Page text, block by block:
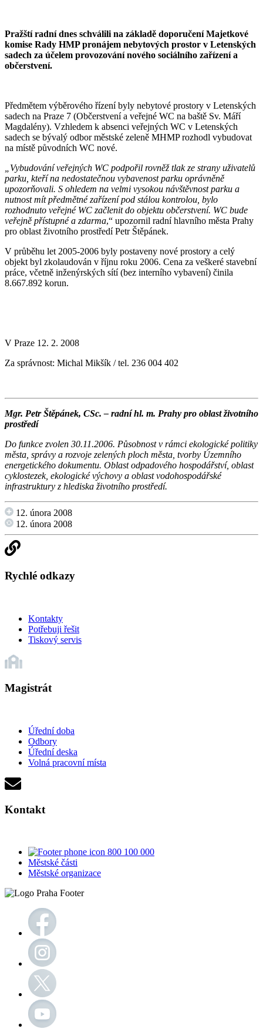
Pražští radní dnes schválili na základě doporučení Majetkové
komise Rady HMP pronájem nebytových prostor v Letenských
sadech za účelem provozování nového sociálního zařízení a
občerstvení.
Předmětem výběrového řízení byly nebytové prostory v Letenských
sadech na Praze 7 (Občerstvení a veřejné WC na baště Sv. Máří
Magdalény). Vzhledem k absenci veřejných WC v Letenských
sadech se bývalý odbor městské zeleně MHMP rozhodl vybudovat
na místě původních WC nové.
„Vybudování veřejných WC podpořil rovněž tlak ze strany uživatelů
parku, kteří na nedostatečnou vybavenost parku oprávněně
upozorňovali. S ohledem na velmi vysokou návštěvnost parku a
nutnost mít předmětné zařízení pod stálou kontrolou, bylo
rozhodnuto veřejné WC začlenit do objektu občerstvení. WC bude
veřejně přístupné a zdarma,“ upozornil radní hlavního města Prahy
pro oblast životního prostředí Petr Štěpánek.
V průběhu let 2005-2006 byly postaveny nové prostory a celý
objekt byl zkolaudován v říjnu roku 2006. Cena za veškeré stavební
práce, včetně inženýrských sítí (bez interního vybavení) činila
8.667.892 korun.
V Praze 12. 2. 2008
Za správnost: Michal Mikšík / tel. 236 004 402
Mgr. Petr Štěpánek, CSc. – radní hl. m. Prahy pro oblast životního
prostředí
Do funkce zvolen 30.11.2006. Působnost v rámci ekologické politiky
města, správy a rozvoje zelených ploch města, tvorby Územního
energetického dokumentu. Oblast odpadového hospodářství, oblast
cyklostezek, ekologické výchovy a oblast vodohospodářské
infrastruktury z hlediska životního prostředí.
12. února 2008
12. února 2008
Rychlé odkazy
Kontakty
Potřebuji řešit
Tiskový servis
Magistrát
Úřední doba
Odbory
Úřední deska
Volná pracovní místa
Kontakt
800 100 000
Městské části
Městské organizace